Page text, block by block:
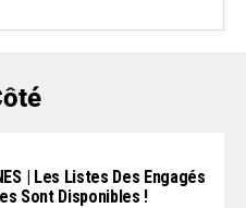
| Les Listes Des Engagés
Sont Disponibles !